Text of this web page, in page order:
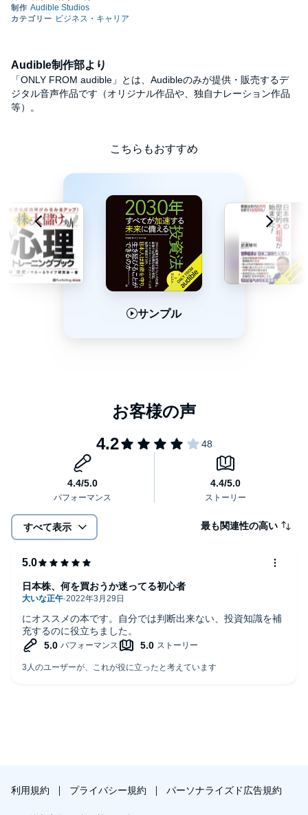
日本経済は空前絶後の転換点を迎えた！脱炭素の迷走、中国の暴
走でも株は上がり続ける！
第2章 中国共産党創立100年の軌跡
第4章 脱炭素と資源価格の高騰
第5章 上昇トレンド不変の株式市場
第6章 朝倉慶が読みとく注目株
生き残りをかけた真の激動時代がやってくる！
安定して穏やかだった時代は終了しました。真の激動の時代がこ
過ぎません。今後あらゆるものが想像を超える事態となって、わ
Audible制作部より
「ONLY FROM audible」とは、Audibleのみが提供・販売するデ
ジタル音声作品です（オリジナル作品や、独自ナレーション作品
等）。
こちらもおすすめ
サンプル
すべて表示 最も関連性の高い
にオススメの本です。自分では判断出来ない、投資知識を補
充するのに役立ちました。
日本株、何を買おうか迷ってる初心者
利用規約 プライバシー規約 パーソナライズド広告規約